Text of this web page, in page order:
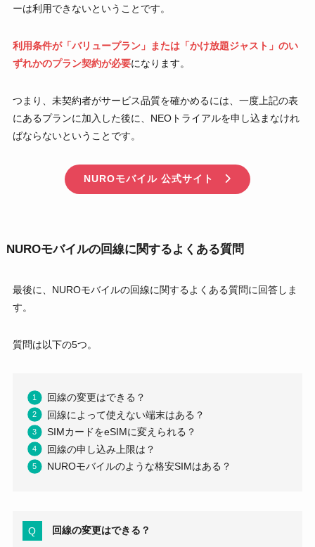
ーは利用できないということです。
利用条件が「バリュープラン」または「かけ放題ジャスト」のい
ずれかのプラン契約が必要になります。
つまり、未契約者がサービス品質を確かめるには、一度上記の表
にあるプランに加入した後に、NEOトライアルを申し込まなけれ
ばならないということです。
NUROモバイル 公式サイト
NUROモバイルの回線に関するよくある質問
最後に、NUROモバイルの回線に関するよくある質問に回答しま
す。
質問は以下の5つ。
回線の変更はできる？
回線によって使えない端末はある？
SIMカードをeSIMに変えられる？
回線の申し込み上限は？
NUROモバイルのような格安SIMはある？
回線の変更はできる？